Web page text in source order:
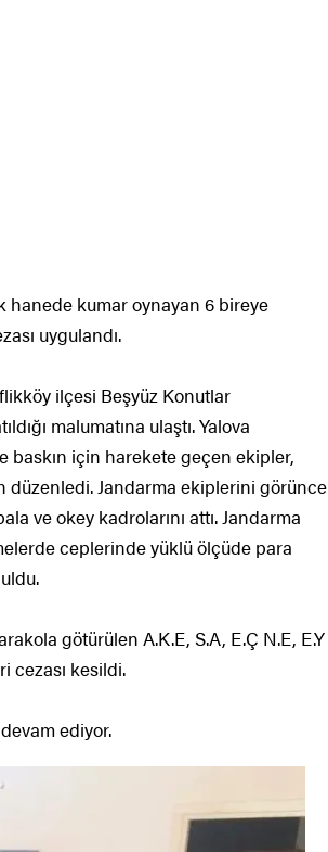
hanede kumar oynayan 6 bireye
uygulandı.
ilçesi Beşyüz Konutlar
malumatına ulaştı. Yalova
baskın için harekete geçen ekipler,
Jandarma ekiplerini görünce
ve okey kadrolarını attı. Jandarma
ceplerinde yüklü ölçüde para
götürülen A.K.E, S.A, E.Ç N.E, E.Y
cezası kesildi.
ediyor.